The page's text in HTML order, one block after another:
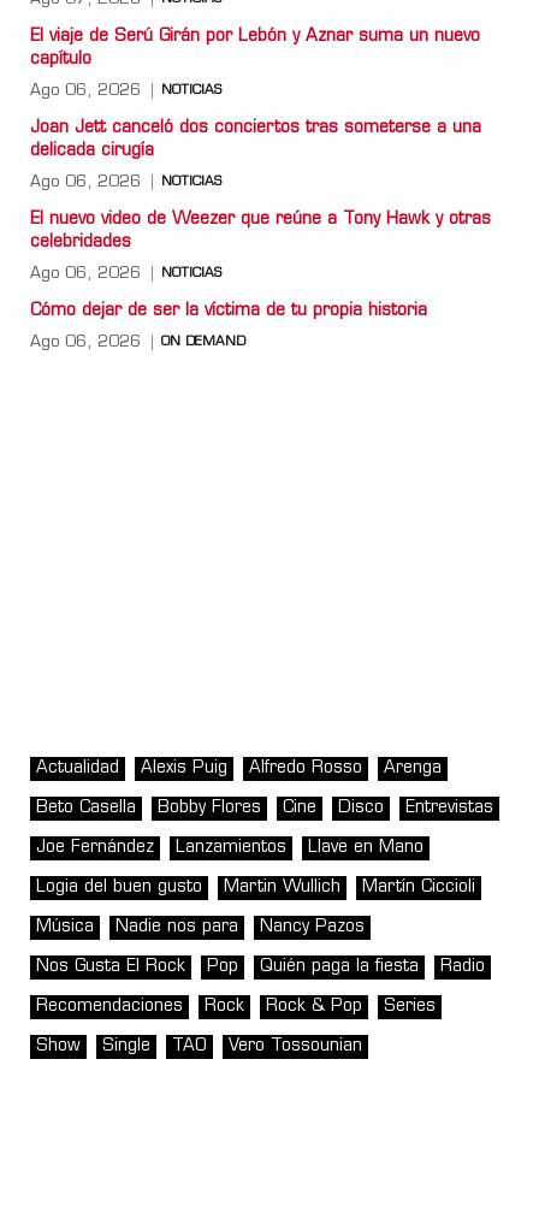
El viaje de Serú Girán por Lebón y Aznar suma un nuevo
capítulo
Ago 06, 2026 NOTICIAS
Joan Jett canceló dos conciertos tras someterse a una
delicada cirugía
Ago 06, 2026 NOTICIAS
El nuevo video de Weezer que reúne a Tony Hawk y otras
celebridades
Ago 06, 2026 NOTICIAS
Cómo dejar de ser la víctima de tu propia historia
Ago 06, 2026 ON DEMAND
Actualidad Alexis Puig Alfredo Rosso Arenga
Beto Casella Bobby Flores Cine Disco Entrevistas
Joe Fernández Lanzamientos Llave en Mano
Logia del buen gusto Martin Wullich Martín Ciccioli
Música Nadie nos para Nancy Pazos
Nos Gusta El Rock Pop Quién paga la fiesta Radio
Recomendaciones Rock Rock & Pop Series
Show Single TAO Vero Tossounian